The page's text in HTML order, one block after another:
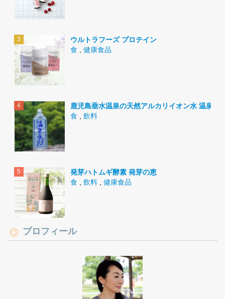
ウルトラフーズ プロテイン
食
健康食品
鹿児島垂水温泉の天然アルカリイオン水 温泉水
食
飲料
発芽ハトムギ酵素 発芽の恵
食
飲料 健康食品
プロフィール